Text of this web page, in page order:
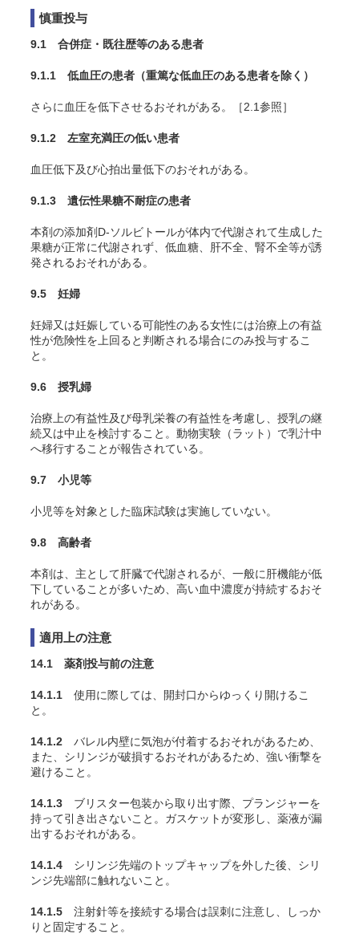
慎重投与
9.1 合併症・既往歴等のある患者
9.1.1 低血圧の患者（重篤な低血圧のある患者を除く）
さらに血圧を低下させるおそれがある。［2.1参照］
9.1.2 左室充満圧の低い患者
血圧低下及び心拍出量低下のおそれがある。
9.1.3 遺伝性果糖不耐症の患者
本剤の添加剤D-ソルビトールが体内で代謝されて生成した
果糖が正常に代謝されず、低血糖、肝不全、腎不全等が誘
発されるおそれがある。
9.5 妊婦
妊婦又は妊娠している可能性のある女性には治療上の有益
性が危険性を上回ると判断される場合にのみ投与するこ
と。
9.6 授乳婦
治療上の有益性及び母乳栄養の有益性を考慮し、授乳の継
続又は中止を検討すること。動物実験（ラット）で乳汁中
へ移行することが報告されている。
9.7 小児等
小児等を対象とした臨床試験は実施していない。
9.8 高齢者
本剤は、主として肝臓で代謝されるが、一般に肝機能が低
下していることが多いため、高い血中濃度が持続するおそ
れがある。
適用上の注意
14.1 薬剤投与前の注意
14.1.1 使用に際しては、開封口からゆっくり開けるこ
と。
14.1.2 バレル内壁に気泡が付着するおそれがあるため、
また、シリンジが破損するおそれがあるため、強い衝撃を
避けること。
14.1.3 ブリスター包装から取り出す際、プランジャーを
持って引き出さないこと。ガスケットが変形し、薬液が漏
出するおそれがある。
14.1.4 シリンジ先端のトップキャップを外した後、シリ
ンジ先端部に触れないこと。
14.1.5 注射針等を接続する場合は誤刺に注意し、しっか
りと固定すること。